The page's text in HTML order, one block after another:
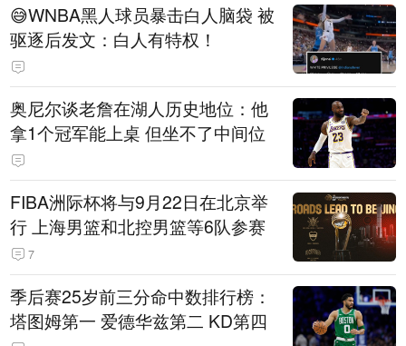
😅WNBA黑人球员暴击白人脑袋 被
驱逐后发文：白人有特权！
奥尼尔谈老詹在湖人历史地位：他
拿1个冠军能上桌 但坐不了中间位
FIBA洲际杯将与9月22日在北京举
行 上海男篮和北控男篮等6队参赛
7
季后赛25岁前三分命中数排行榜：
塔图姆第一 爱德华兹第二 KD第四